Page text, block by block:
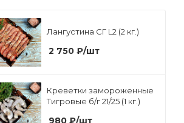
Лангустина СГ L2 (2 кг.)
2 750 ₽/шт
Креветки замороженные
Тигровые б/г 21/25 (1 кг.)
980 ₽/шт